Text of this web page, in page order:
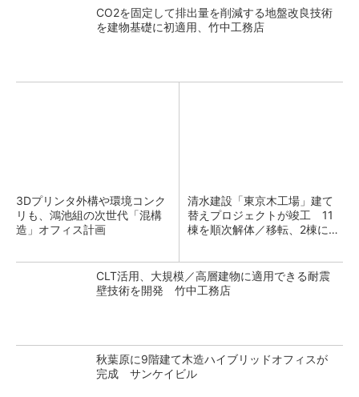
CO2を固定して排出量を削減する地盤改良技術
を建物基礎に初適用、竹中工務店
3Dプリンタ外構や環境コンク
リも、鴻池組の次世代「混構
造」オフィス計画
清水建設「東京木工場」建て
替えプロジェクトが竣工 11
棟を順次解体／移転、2棟に集
CLT活用、大規模／高層建物に適用できる耐震
壁技術を開発 竹中工務店
秋葉原に9階建て木造ハイブリッドオフィスが
完成 サンケイビル